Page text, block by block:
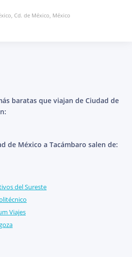
Cd. de México, México
baratas que viajan de Ciudad de
de México a Tacámbaro salen de:
del Sureste
Viajes